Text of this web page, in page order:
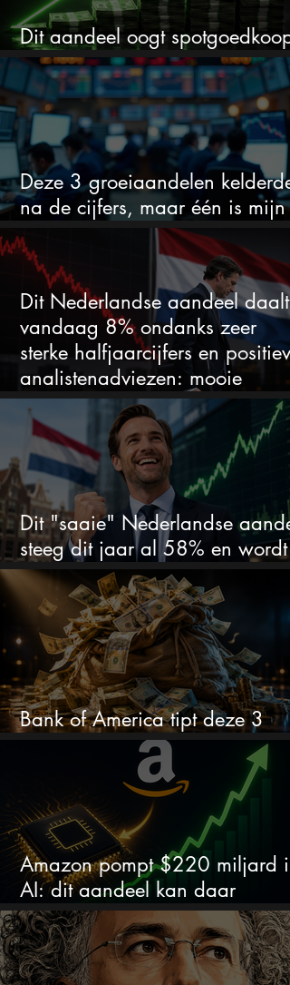
Dit aandeel oogt spotgoedkoop
voor hoeveel het kan stijgen
Deze 3 groeiaandelen
na de cijfers, maar één is mijn
duidelijke favoriet
Dit Nederlandse aandeel daalt
vandaag 8% ondanks zeer
sterke halfjaarcijfers en positieve
analistenadviezen: mooie
koopkans?
Dit "saaie" Nederlandse
steeg dit jaar al 58% en wordt
volgens analisten onderschat
Bank of America tipt deze 3
chipaandelen
Amazon pompt $220 miljard in
AI: dit aandeel kan daar
explosief van profiteren